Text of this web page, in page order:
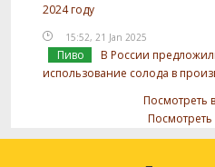
2024 году
15:52, 21 Jan 2025
Пиво
В России
использование солода в
Посмотреть
Посмотреть